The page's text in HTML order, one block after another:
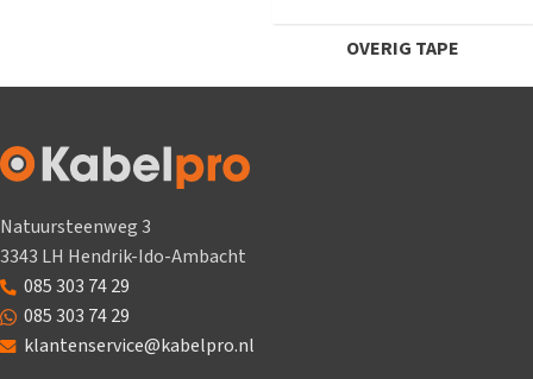
OVERIG TAPE
Natuursteenweg 3
3343 LH Hendrik-Ido-Ambacht
085 303 74 29
085 303 74 29
klantenservice@kabelpro.nl